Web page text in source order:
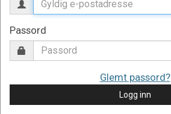
Passord
Glemt passord?
Logg inn